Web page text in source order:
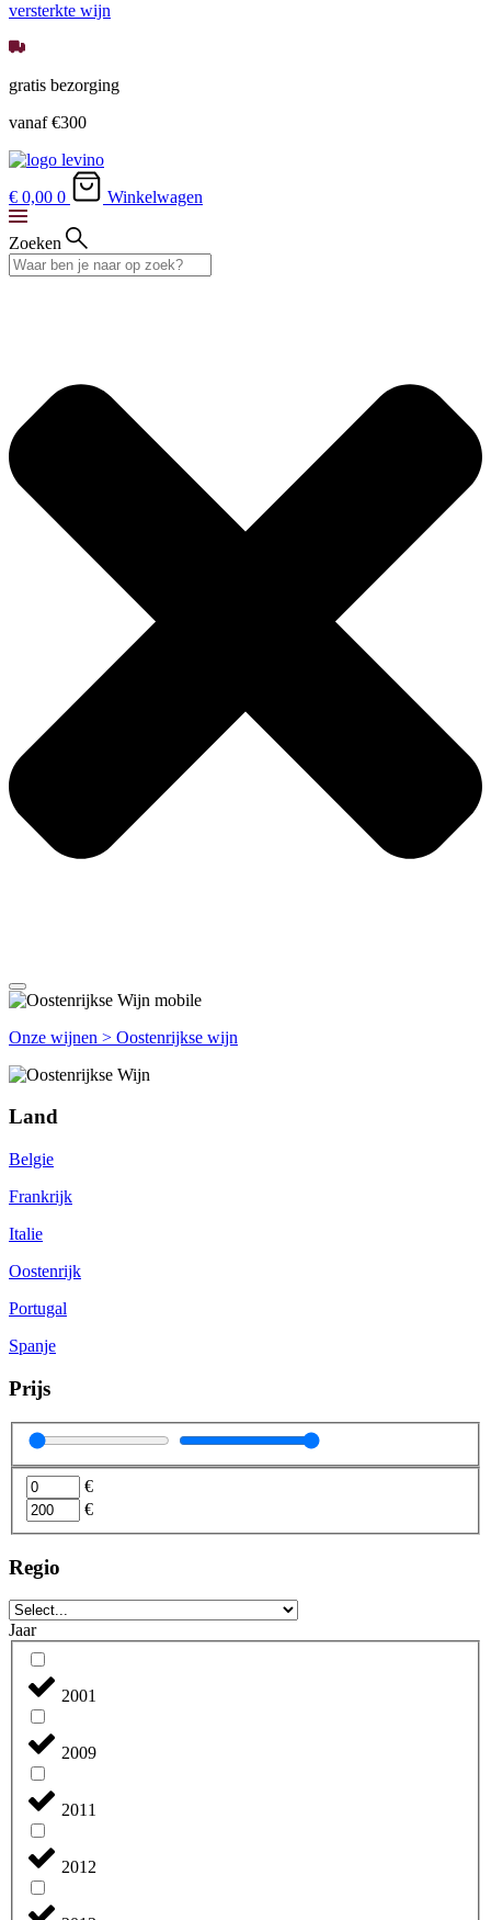
versterkte wijn
gratis bezorging
vanaf €300
€ 0,00 0 Winkelwagen
Zoeken
Onze wijnen > Oostenrijkse wijn
Land
Belgie
Frankrijk
Italie
Oostenrijk
Portugal
Spanje
Prijs
€
€
Regio
Jaar
2001
2009
2011
2012